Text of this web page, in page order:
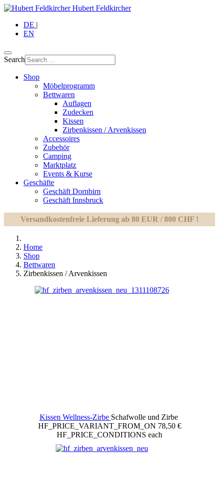
Hubert Feldkircher
DE |
EN
Search
Shop
Möbelprogramm
Bettwaren
Auflagen
Zudecken
Kissen
Zirbenkissen / Arvenkissen
Accessoires
Zubehör
Camping
Marktplatz
Events & Kurse
Geschäfte
Geschäft Dornbirn
Geschäft Innsbruck
Versandkostenfreie Lieferung ab 80 EUR / 800 CHF !
Home
Shop
Bettwaren
Zirbenkissen / Arvenkissen
Kissen Wellness-Zirbe Schafwolle und Zirbe
HF_PRICE_VARIANT_FROM_ON 78,50 €
HF_PRICE_CONDITIONS each